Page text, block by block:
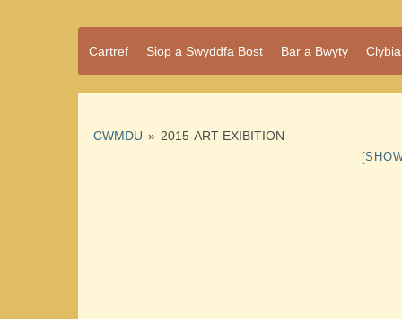
Cwmdu
Pentref
bwrlwm
Cartref Siop a Swyddfa Bost Bar a Bwyty
CWMDU » 2015-ART-EXIBITION